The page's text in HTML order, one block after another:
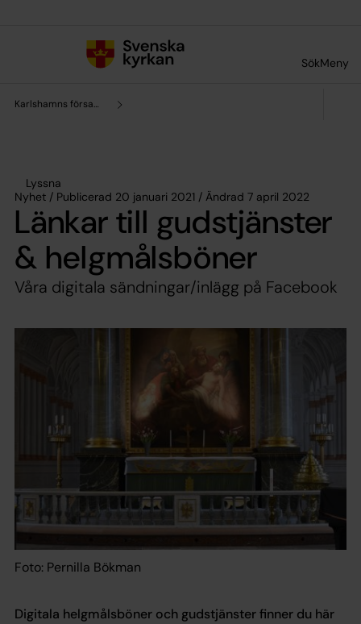
SökMeny
Karlshamns församling
Lyssna
Nyhet / Publicerad 20 januari 2021 / Ändrad 7 april 2022
Länkar till gudstjänster
& helgmålsböner
Våra digitala sändningar/inlägg på Facebook
Foto: Pernilla Bökman
Digitala helgmålsböner och gudstjänster finner du här